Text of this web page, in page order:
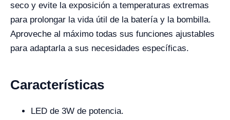
seco y evite la exposición a temperaturas extremas
para prolongar la vida útil de la batería y la bombilla.
Aproveche al máximo todas sus funciones ajustables
para adaptarla a sus necesidades específicas.
Características
LED de 3W de potencia.